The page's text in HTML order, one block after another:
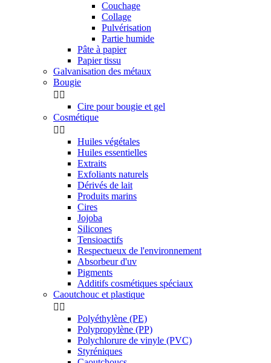
Couchage
Collage
Pulvérisation
Partie humide
Pâte à papier
Papier tissu
Galvanisation des métaux
Bougie
 
Cire pour bougie et gel
Cosmétique
 
Huiles végétales
Huiles essentielles
Extraits
Exfoliants naturels
Dérivés de lait
Produits marins
Cires
Jojoba
Silicones
Tensioactifs
Respectueux de l'environnement
Absorbeur d'uv
Pigments
Additifs cosmétiques spéciaux
Caoutchouc et plastique
 
Polyéthylène (PE)
Polypropylène (PP)
Polychlorure de vinyle (PVC)
Styréniques